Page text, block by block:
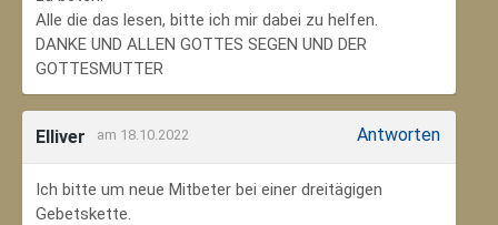
Alle die das lesen, bitte ich mir dabei zu helfen.
DANKE UND ALLEN GOTTES SEGEN UND DER
GOTTESMUTTER
Elliver am 18.10.2022 Antworten
Ich bitte um neue Mitbeter bei einer dreitägigen
Gebetskette.